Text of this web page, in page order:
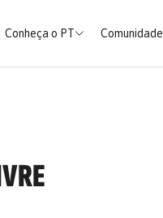
Conheça o PT Comunidade